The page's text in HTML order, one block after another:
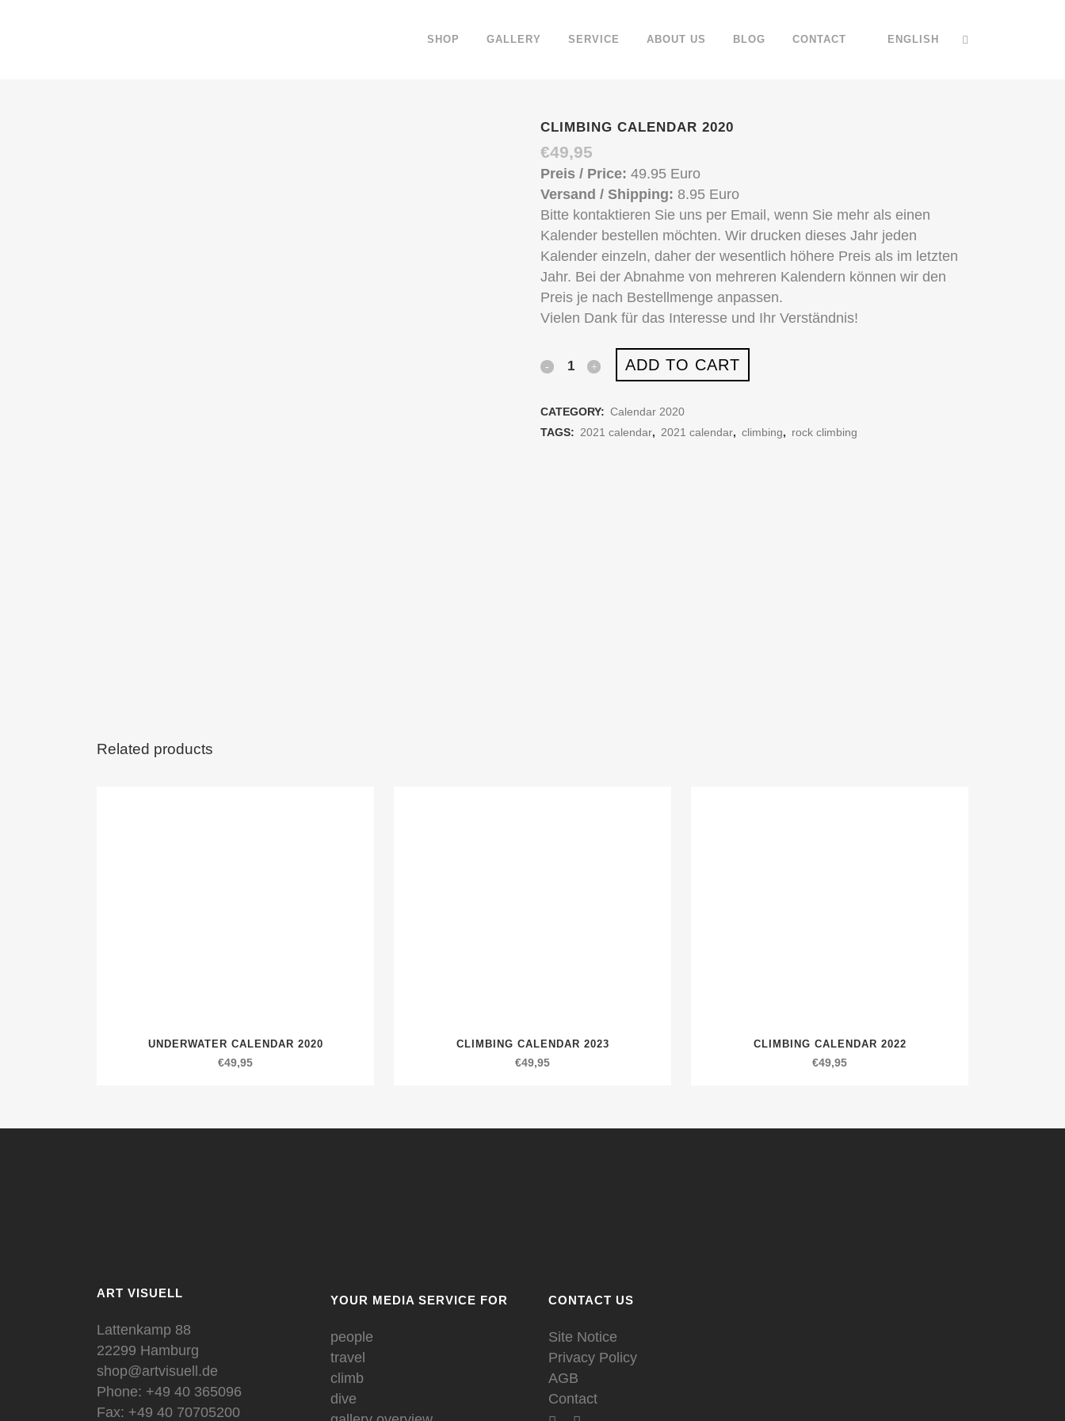
SHOP GALLERY SERVICE ABOUT US BLOG CONTACT ENGLISH
CLIMBING CALENDAR 2020
€49,95
Preis / Price: 49.95 Euro
Versand / Shipping: 8.95 Euro
Bitte kontaktieren Sie uns per Email, wenn Sie mehr als einen
Kalender bestellen möchten. Wir drucken dieses Jahr jeden
Kalender einzeln, daher der wesentlich höhere Preis als im letzten
Jahr. Bei der Abnahme von mehreren Kalendern können wir den
Preis je nach Bestellmenge anpassen.
Vielen Dank für das Interesse und Ihr Verständnis!
Climbing
ADD TO CART
CATEGORY: Calendar 2020
TAGS: 2021 calendar, 2021 calendar, climbing, rock climbing
Related products
UNDERWATER CALENDAR 2020
€49,95
CLIMBING CALENDAR 2023
€49,95
CLIMBING CALENDAR 2022
€49,95
ART VISUELL
Lattenkamp 88
22299 Hamburg
shop@artvisuell.de
Phone: +49 40 365096
Fax: +49 40 70705200
YOUR MEDIA SERVICE FOR
people
travel
climb
dive
CONTACT US
Site Notice
Privacy Policy
AGB
Contact